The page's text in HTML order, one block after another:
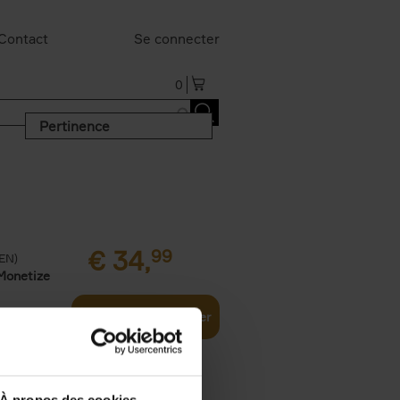
Se connecter
0
Pertinence
€ 34,99
Ajouter au panier